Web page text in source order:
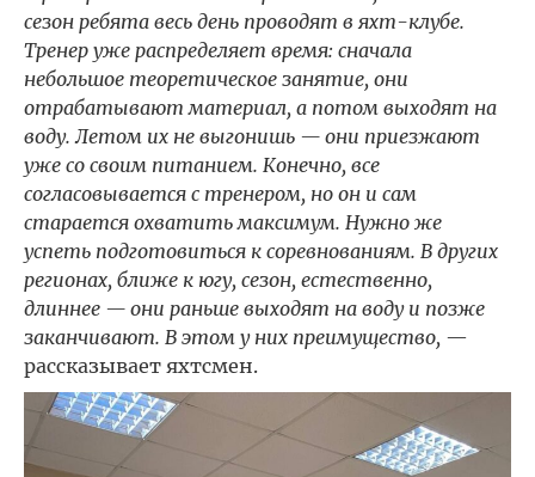
сезон ребята весь день проводят в яхт-клубе.
Тренер уже распределяет время: сначала
небольшое теоретическое занятие, они
отрабатывают материал, а потом выходят на
воду. Летом их не выгонишь — они приезжают
уже со своим питанием. Конечно, все
согласовывается с тренером, но он и сам
старается охватить максимум. Нужно же
успеть подготовиться к соревнованиям. В других
регионах, ближе к югу, сезон, естественно,
длиннее — они раньше выходят на воду и позже
заканчивают. В этом у них преимущество, —
рассказывает яхтсмен.